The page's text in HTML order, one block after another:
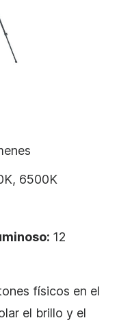
6500K
12
físicos en el
el brillo y el